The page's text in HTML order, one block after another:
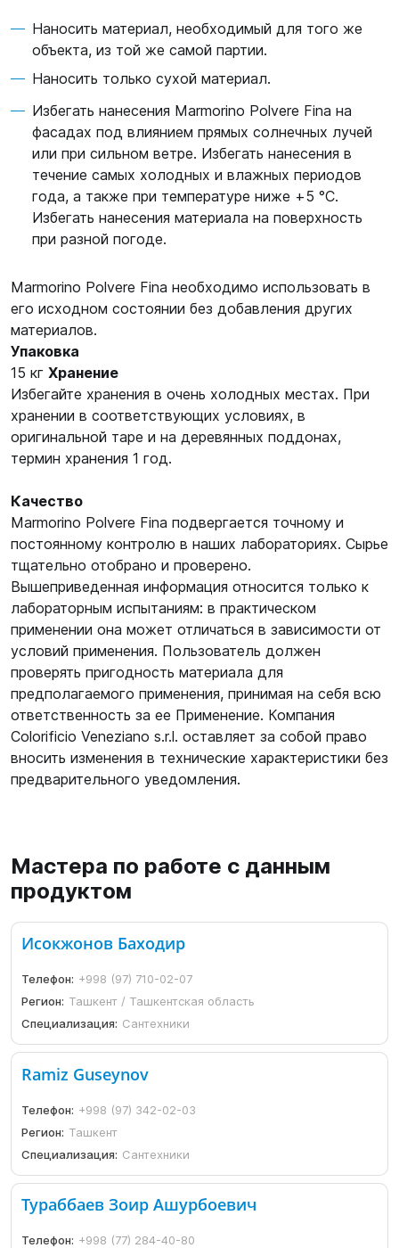
Наносить материал, необходимый для того же
объекта, из той же самой партии.
Наносить только сухой материал.
Избегать нанесения Marmorino Polvere Fina на
фасадах под влиянием прямых солнечных лучей
или при сильном ветре. Избегать нанесения в
течение самых холодных и влажных периодов
года, а также при температуре ниже +5 °C.
Избегать нанесения материала на поверхность
при разной погоде.
Marmorino Polvere Fina необходимо использовать в
его исходном состоянии без добавления других
материалов.
Упаковка
15 кг Хранение
Избегайте хранения в очень холодных местах. При
хранении в соответствующих условиях, в
оригинальной таре и на деревянных поддонах,
термин хранения 1 год.
Качество
Marmorino Polvere Fina подвергается точному и
постоянному контролю в наших лабораториях. Сырье
тщательно отобрано и проверено.
Вышеприведенная информация относится только к
лабораторным испытаниям: в практическом
применении она может отличаться в зависимости от
условий применения. Пользователь должен
проверять пригодность материала для
предполагаемого применения, принимая на себя всю
ответственность за ее Применение. Компания
Colorificio Veneziano s.r.l. оставляет за собой право
вносить изменения в технические характеристики без
предварительного уведомления.
Мастера по работе с данным
продуктом
Исокжонов Баходир
Телефон: +998 (97) 710-02-07
Регион: Ташкент / Ташкентская область
Специализация: Сантехники
Ramiz Guseynov
Телефон: +998 (97) 342-02-03
Регион: Ташкент
Специализация: Сантехники
Тураббаев Зоир Ашурбоевич
Телефон: +998 (77) 284-40-80